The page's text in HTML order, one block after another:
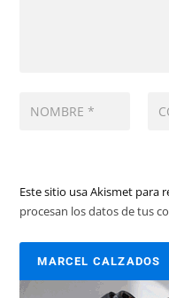
Este sitio usa Akismet para
procesan los datos de tus
MARCEL CALZADOS